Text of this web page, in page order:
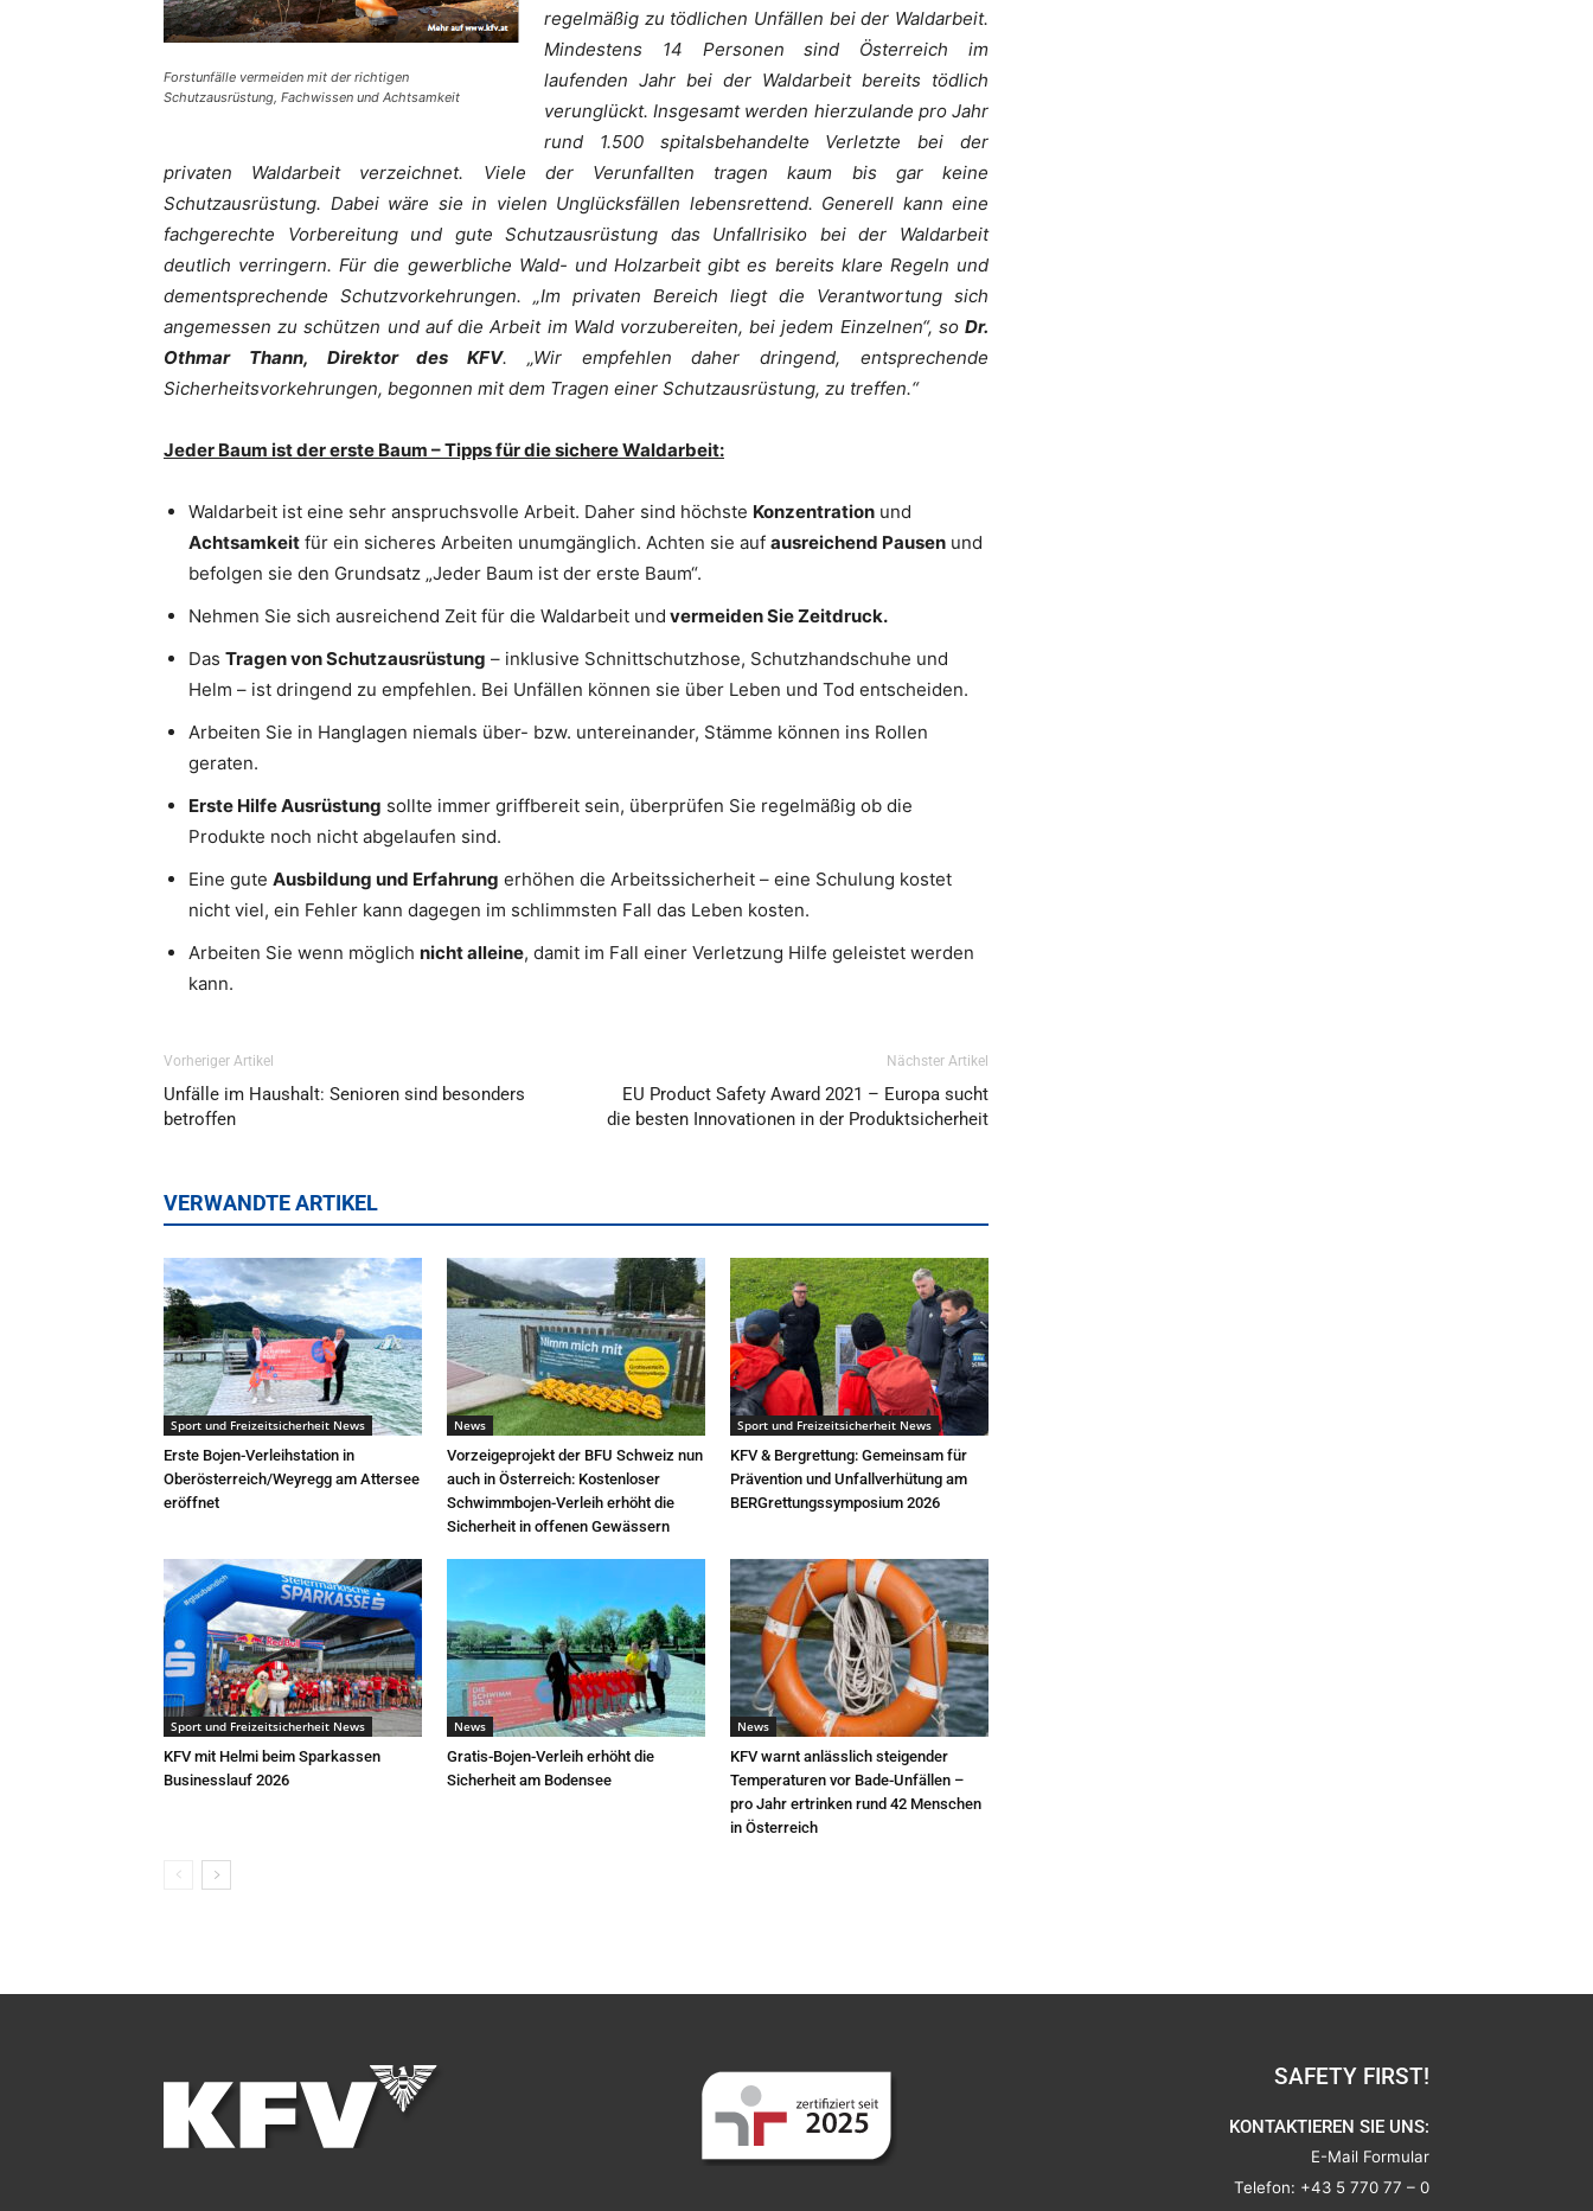
Forstunfälle vermeiden mit der richtigen
Schutzausrüstung, Fachwissen und Achtsamkeit
regelmäßig zu tödlichen Unfällen bei der Waldarbeit.
Mindestens 14 Personen sind Österreich im
laufenden Jahr bei der Waldarbeit bereits tödlich
verunglückt. Insgesamt werden hierzulande pro Jahr
rund 1.500 spitalsbehandelte Verletzte bei der
privaten Waldarbeit verzeichnet. Viele der Verunfallten tragen kaum bis gar keine
Schutzausrüstung. Dabei wäre sie in vielen Unglücksfällen lebensrettend. Generell kann eine
fachgerechte Vorbereitung und gute Schutzausrüstung das Unfallrisiko bei der Waldarbeit
deutlich verringern. Für die gewerbliche Wald- und Holzarbeit gibt es bereits klare Regeln und
dementsprechende Schutzvorkehrungen. „Im privaten Bereich liegt die Verantwortung sich
angemessen zu schützen und auf die Arbeit im Wald vorzubereiten, bei jedem Einzelnen“, so Dr.
Othmar Thann, Direktor des KFV. „Wir empfehlen daher dringend, entsprechende
Sicherheitsvorkehrungen, begonnen mit dem Tragen einer Schutzausrüstung, zu treffen.“
Jeder Baum ist der erste Baum – Tipps für die sichere Waldarbeit:
Waldarbeit ist eine sehr anspruchsvolle Arbeit. Daher sind höchste Konzentration und
Achtsamkeit für ein sicheres Arbeiten unumgänglich. Achten sie auf ausreichend Pausen und
befolgen sie den Grundsatz „Jeder Baum ist der erste Baum“.
Nehmen Sie sich ausreichend Zeit für die Waldarbeit und vermeiden Sie Zeitdruck.
Das Tragen von Schutzausrüstung – inklusive Schnittschutzhose, Schutzhandschuhe und
Helm – ist dringend zu empfehlen. Bei Unfällen können sie über Leben und Tod entscheiden.
Arbeiten Sie in Hanglagen niemals über- bzw. untereinander, Stämme können ins Rollen
geraten.
Erste Hilfe Ausrüstung sollte immer griffbereit sein, überprüfen Sie regelmäßig ob die
Produkte noch nicht abgelaufen sind.
Eine gute Ausbildung und Erfahrung erhöhen die Arbeitssicherheit – eine Schulung kostet
nicht viel, ein Fehler kann dagegen im schlimmsten Fall das Leben kosten.
Arbeiten Sie wenn möglich nicht alleine, damit im Fall einer Verletzung Hilfe geleistet werden
kann.
Vorheriger Artikel
Unfälle im Haushalt: Senioren sind besonders
betroffen
Nächster Artikel
EU Product Safety Award 2021 – Europa sucht
die besten Innovationen in der Produktsicherheit
VERWANDTE ARTIKEL
Sport und Freizeitsicherheit News
Erste Bojen-Verleihstation in
Oberösterreich/Weyregg am Attersee
eröffnet
News
Vorzeigeprojekt der BFU Schweiz nun
auch in Österreich: Kostenloser
Schwimmbojen-Verleih erhöht die
Sicherheit in offenen Gewässern
Sport und Freizeitsicherheit News
KFV & Bergrettung: Gemeinsam für
Prävention und Unfallverhütung am
BERGrettungssymposium 2026
Sport und Freizeitsicherheit News
KFV mit Helmi beim Sparkassen
Businesslauf 2026
News
Gratis-Bojen-Verleih erhöht die
Sicherheit am Bodensee
News
KFV warnt anlässlich steigender
Temperaturen vor Bade-Unfällen –
pro Jahr ertrinken rund 42 Menschen
in Österreich
SAFETY FIRST!
KONTAKTIEREN SIE UNS:
E-Mail Formular
Telefon: +43 5 770 77 – 0